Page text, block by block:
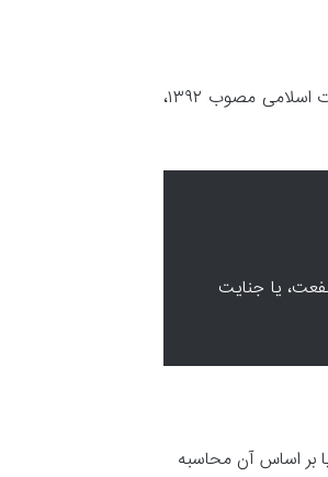
برای درک دقیق دیه، باید به منابع قانونی مراجعه کرد. در جمهوری اسلامی ایران، ماده ۴۴۸ قانون مجازات اسلامی مصوب ۱۳۹۲،
یا جنایت
بر اساس آن محاسبه